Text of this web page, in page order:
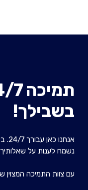
בשבילך!
נשמח לענות על
עם צוות התמיכה